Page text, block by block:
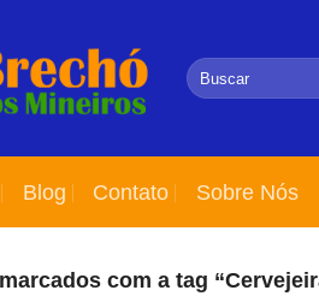
Pesquisar
por:
Blog Contato Sobre Nós
com a tag